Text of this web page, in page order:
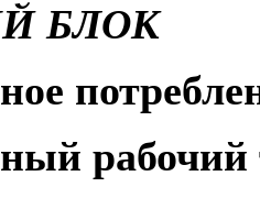
БЛОК